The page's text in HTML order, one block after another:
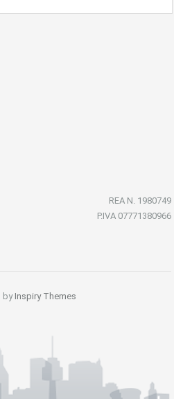
REA N. 1980749
P.IVA 07771380966
by Inspiry Themes